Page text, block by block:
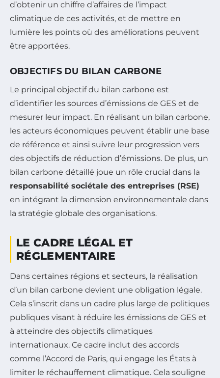
d’obtenir un chiffre d’affaires de l’impact
climatique de ces activités, et de mettre en
lumière les points où des améliorations peuvent
être apportées.
OBJECTIFS DU BILAN CARBONE
Le principal objectif du bilan carbone est
d’identifier les sources d’émissions de GES et de
mesurer leur impact. En réalisant un bilan carbone,
les acteurs économiques peuvent établir une base
de référence et ainsi suivre leur progression vers
des objectifs de réduction d’émissions. De plus, un
bilan carbone détaillé joue un rôle crucial dans la
responsabilité sociétale des entreprises (RSE)
en intégrant la dimension environnementale dans
la stratégie globale des organisations.
LE CADRE LÉGAL ET
RÉGLEMENTAIRE
Dans certaines régions et secteurs, la réalisation
d’un bilan carbone devient une obligation légale.
Cela s’inscrit dans un cadre plus large de politiques
publiques visant à réduire les émissions de GES et
à atteindre des objectifs climatiques
internationaux. Ce cadre inclut des accords
comme l’Accord de Paris, qui engage les États à
limiter le réchauffement climatique. Cela souligne